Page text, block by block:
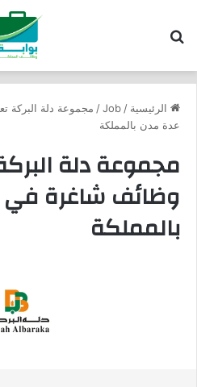
الرئيسية /
Job
/ مجموعة دلة البركة
عدة مدن بالمملكة
مجموعة دلة
وظائف شاغرة
بالمملكة